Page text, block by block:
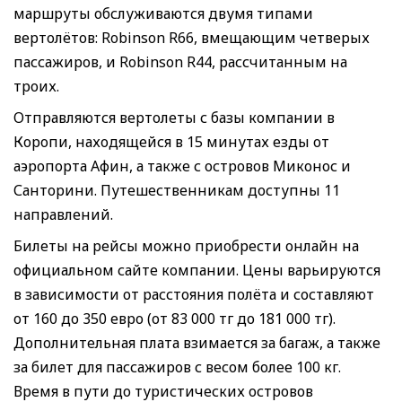
маршруты обслуживаются двумя типами
вертолётов: Robinson R66, вмещающим четверых
пассажиров, и Robinson R44, рассчитанным на
троих.
Отправляются вертолеты с базы компании в
Коропи, находящейся в 15 минутах езды от
аэропорта Афин, а также с островов Миконос и
Санторини. Путешественникам доступны 11
направлений.
Билеты на рейсы можно приобрести онлайн на
официальном сайте компании. Цены варьируются
в зависимости от расстояния полёта и составляют
от 160 до 350 евро (от 83 000 тг до 181 000 тг).
Дополнительная плата взимается за багаж, а также
за билет для пассажиров с весом более 100 кг.
Время в пути до туристических островов